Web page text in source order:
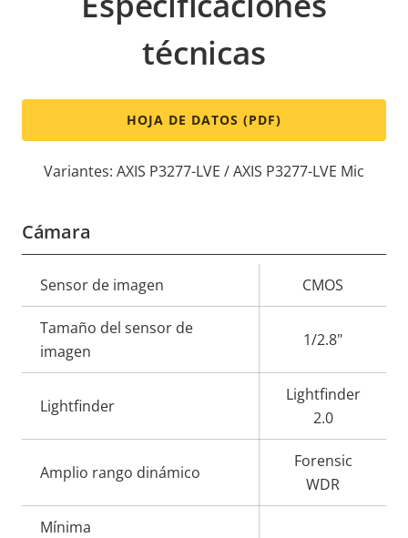
técnicas
HOJA DE DATOS (PDF)
Variantes: AXIS P3277-LVE / AXIS P3277-LVE Mic
Cámara
Descripción
de
propiedad
la
propiedad
Sensor de imagen CMOS
Tamaño del sensor de
imagen
1/2.8"
Lightfinder
Lightfinder
2.0
Amplio rango dinámico
Forensic
WDR
Mínima